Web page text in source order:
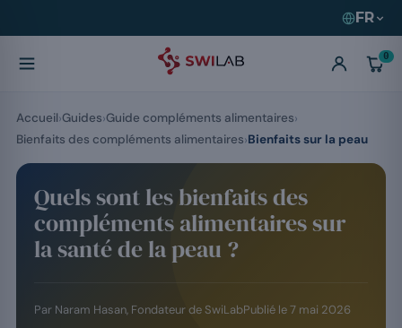
FR
0
Quels sont les bienfaits des
compléments alimentaires sur
la santé de la peau ?
Par Naram Hasan, Fondateur de SwiLabPublié le7 mai 2026
Accueil Guides Guide compléments alimentaires
Bienfaits des compléments alimentaires Bienfaits sur la peau